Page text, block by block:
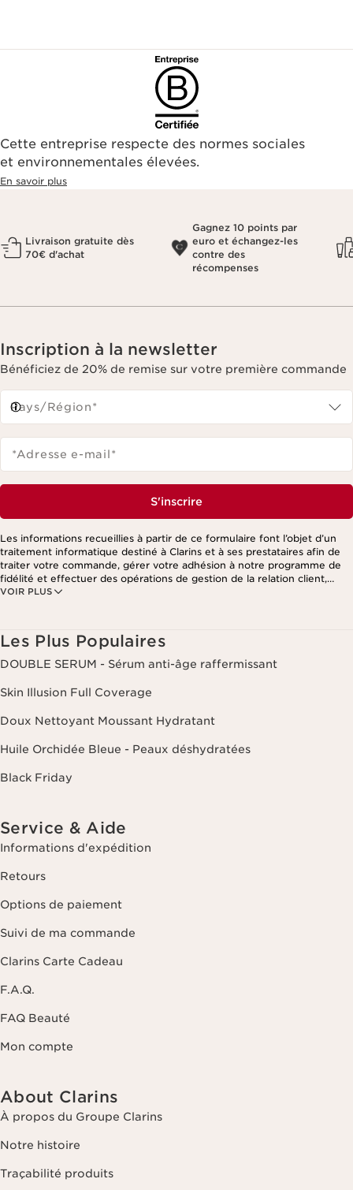
Cette entreprise respecte des normes sociales
et environnementales élevées.
En savoir plus
Livraison gratuite dès
70€ d'achat
Gagnez 10 points par
euro et échangez-les
contre des
récompenses
Inscription à la newsletter
Bénéficiez de 20% de remise sur votre première commande
Pays/Région*
*Adresse e-mail*
S'inscrire
VOIR PLUS
Les informations recueillies à partir de ce formulaire font l’objet d’un
traitement informatique destiné à Clarins et à ses prestataires afin de
traiter votre commande, gérer votre adhésion à notre programme de
fidélité et effectuer des opérations de gestion de la relation client,
notamment pour vous adresser des offres personnalisées en fonction
Les Plus Populaires
DOUBLE SERUM - Sérum anti-âge raffermissant
Skin Illusion Full Coverage
Doux Nettoyant Moussant Hydratant
Huile Orchidée Bleue - Peaux déshydratées
Black Friday
Service & Aide
Informations d'expédition
Retours
Options de paiement
Suivi de ma commande
Clarins Carte Cadeau
F.A.Q.
FAQ Beauté
Mon compte
About Clarins
À propos du Groupe Clarins
Notre histoire
Traçabilité produits